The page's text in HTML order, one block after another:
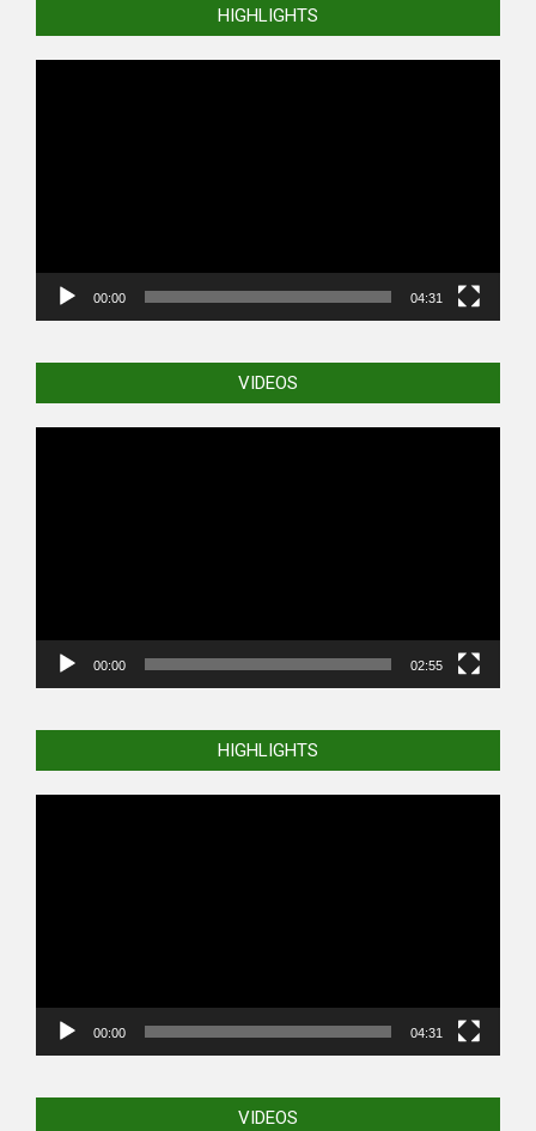
HIGHLIGHTS
00:00 04:31
VIDEOS
00:00 02:55
HIGHLIGHTS
00:00 04:31
VIDEOS